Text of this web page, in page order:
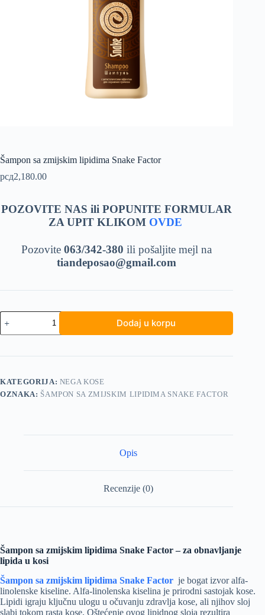
Šampon sa zmijskim lipidima Snake Factor
рсд2,180.00
POZOVITE NAS ili POPUNITE FORMULAR
ZA UPIT KLIKOM OVDE
Pozovite063/342-380 ili pošaljite mejl na
tiandeposao@gmail.com
Šampon
sa
zmijskim
Snake
Dodaj u korpu
KATEGORIJA: NEGA KOSE
OZNAKA: ŠAMPON SA ZMIJSKIM LIPIDIMA SNAKE FACTOR
Opis
Recenzije (0)
Šampon sa zmijskim lipidima Snake Factor – za obnavljanje
lipida u kosi
Šampon sa zmijskim lipidima Snake Factor je bogat izvor alfa-
linolenske kiseline. Alfa-linolenska kiselina je prirodni sastojak kose.
Lipidi igraju ključnu ulogu u očuvanju zdravlja kose, ali njihov sloj
slabi tokom rasta kose. Oštećenje ovog lipidnog sloja rezultira